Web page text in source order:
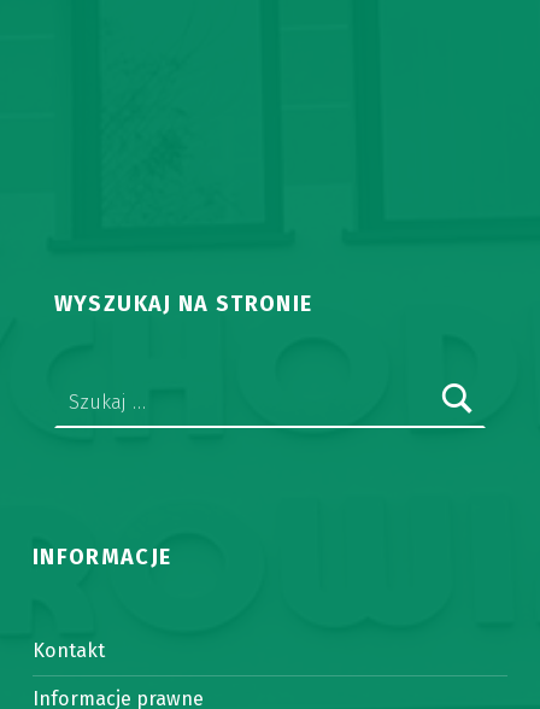
WYSZUKAJ NA STRONIE
INFORMACJE
Kontakt
Informacje prawne